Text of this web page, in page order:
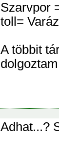
Szarvpor
toll=
A többit
Adhat...?